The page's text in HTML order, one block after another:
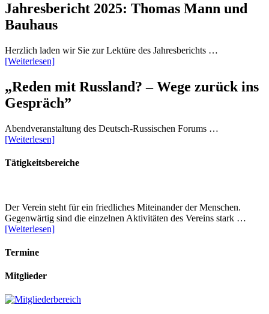
Jahresbericht 2025: Thomas Mann und
Bauhaus
Herzlich laden wir Sie zur Lektüre des Jahresberichts …
[Weiterlesen]
„Reden mit Russland? – Wege zurück ins
Gespräch”
Abendveranstaltung des Deutsch-Russischen Forums …
[Weiterlesen]
Tätigkeitsbereiche
Der Verein steht für ein friedliches Miteinander der Menschen.
Gegenwärtig sind die einzelnen Aktivitäten des Vereins stark …
[Weiterlesen]
Termine
Mitglieder